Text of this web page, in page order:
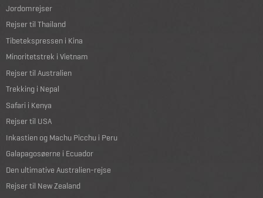
Jordomrejser
Rejser til Thailand
Tibetekspressen i Kina
Minoritetstrek i Vietnam
Rejser til Australien
Trekking i Nepal
Safari i Kenya
Rejser til USA
Inkastien og Machu Picchu i Peru
Galapagosøerne i Ecuador
Den ultimative Australien-rejse
Rejser til New Zealand